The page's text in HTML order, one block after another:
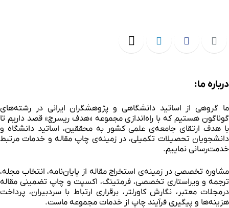
ما:
گروهی از اساتید دانشگاهی و پژوهشگران ایرانی در رشته‌های
هستیم که با راه‌اندازی مجموعه «هدف ریسرچ» قصد داریم تا
هدف ارتقای جامعه‌ی علمی کشور به محققین، اساتید دانشگاه و
تحصیلات تکمیلی، در زمینه‌ی چاپ مقاله و خدمات مرتبط
نماییم.
تخصصی در زمینه‌ی استخراج مقاله از پایان‌نامه، انتخاب مجله،
و ویراستاری تخصصی، فرمتینگ، اکسپت و چاپ تضمینی مقاله
معتبر، نگارش کاورلتر، برقراری ارتباط با سردبیران، پرداخت
و پیگیری فرآیند چاپ از خدمات مجموعه ماست.